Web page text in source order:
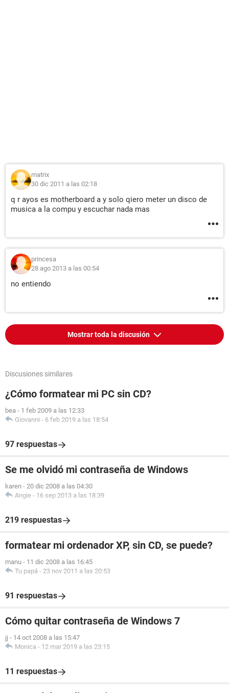
matrix
30 dic 2011 a las 02:18
q r ayos es motherboard a y solo qiero meter un disco de
musica a la compu y escuchar nada mas
princesa
28 ago 2013 a las 00:54
no entiendo
Mostrar toda la discusión
Discusiones similares
¿Cómo formatear mi PC sin CD?
bea - 1 feb 2009 a las 12:33
Giovanni - 6 feb 2019 a las 18:54
97 respuestas
Se me olvidó mi contraseña de Windows
karen - 20 dic 2008 a las 04:30
Angie - 16 sep 2013 a las 18:39
219 respuestas
formatear mi ordenador XP, sin CD, se puede?
manu - 11 dic 2008 a las 16:45
Tu papá - 23 nov 2011 a las 20:53
91 respuestas
Cómo quitar contraseña de Windows 7
jj - 14 oct 2008 a las 15:47
Monica - 12 mar 2019 a las 23:15
11 respuestas